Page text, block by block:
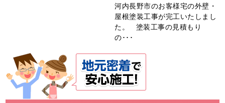
河内長野市のお客様宅の外壁・
屋根塗装工事が完工いたしまし
た。 塗装工事の見積もり
の･･･